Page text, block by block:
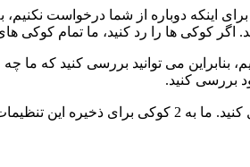
اینکه دوباره از شما درخواست
اگر کوکی ها را رد کنید، ما تمام
می توانید بررسی کنید که ما چه
بررسی کنید.
برای عدم نمایش دائمی نوار پیام و رد کردن همه ی